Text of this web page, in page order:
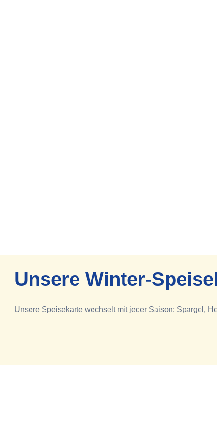
Unsere Winter-
Unsere Speisekarte wechselt mit jeder Saison: Spargel,